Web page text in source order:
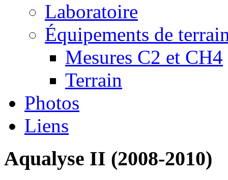
Laboratoire
Équipements de
Mesures C2 et CH4
Terrain
Photos
Liens
Aqualyse II (2008-2010)